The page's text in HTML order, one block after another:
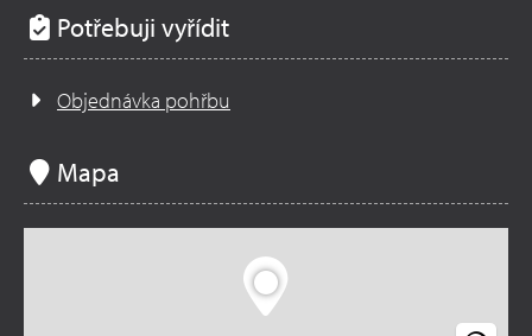
Potřebuji vyřídit
Objednávka pohřbu
Mapa